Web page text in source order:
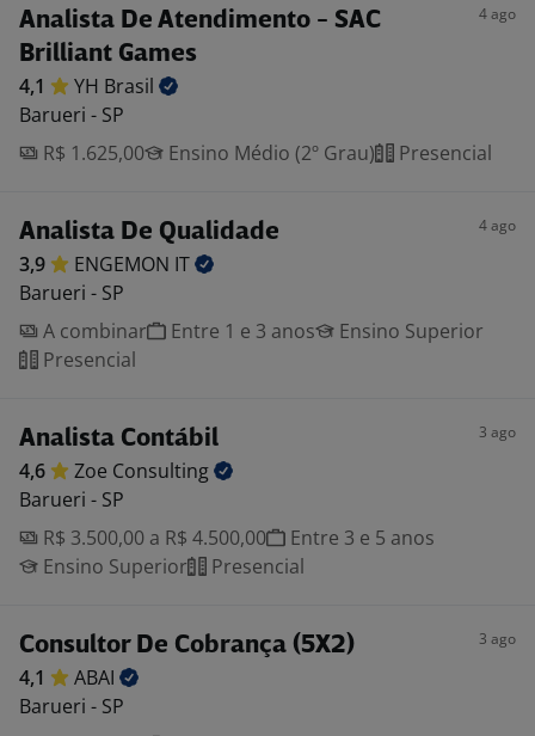
Analista De Atendimento - SAC
Brilliant Games
4 ago
4,1 YH Brasil
Barueri - SP
R$ 1.625,00
Ensino Médio (2º Grau) Presencial
Analista De Qualidade 4 ago
3,9 ENGEMON IT
Barueri - SP
A combinar
Entre 1 e 3 anos
Ensino Superior
Presencial
Analista Contábil 3 ago
4,6 Zoe Consulting
Barueri - SP
R$ 3.500,00 a R$ 4.500,00
Entre 3 e 5 anos
Ensino Superior
Presencial
Consultor De Cobrança (5X2) 3 ago
4,1
ABAI
Barueri - SP